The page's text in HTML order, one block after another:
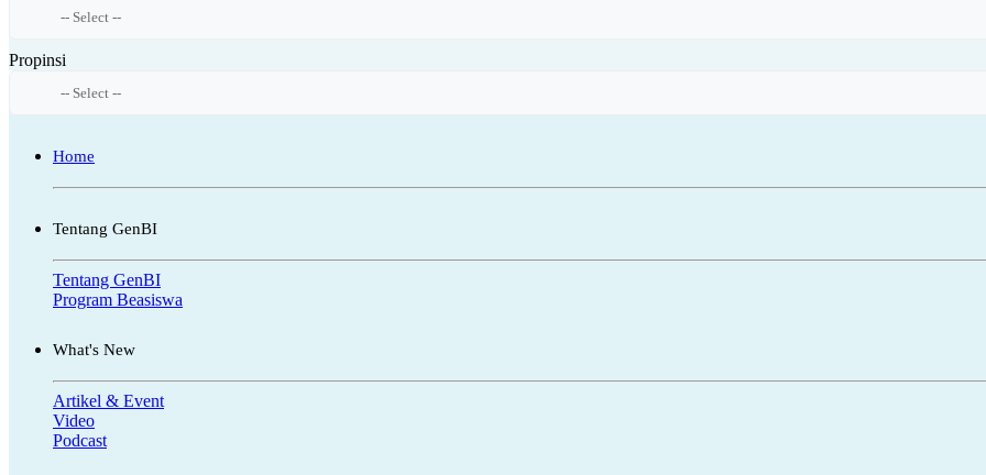
Propinsi
Home
Tentang GenBI
Tentang GenBI
Program Beasiswa
What's New
Artikel & Event
Video
Podcast